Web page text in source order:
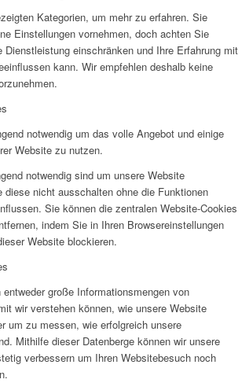
Kategorien, um mehr zu erfahren. Sie
Einstellungen vornehmen, doch achten Sie
Dienstleistung einschränken und Ihre Erfahrung mit
kann. Wir empfehlen deshalb keine
notwendig um das volle Angebot und einige
Website zu nutzen.
notwendig sind um unsere Website
diese nicht ausschalten ohne die Funktionen
Sie können die zentralen Website-Cookies
indem Sie in Ihren Browsereinstellungen
Website blockieren.
große Informationsmengen von
wir verstehen können, wie unsere Website
um zu messen, wie erfolgreich unsere
Mithilfe dieser Datenberge können wir unsere
verbessern um Ihren Websitebesuch noch